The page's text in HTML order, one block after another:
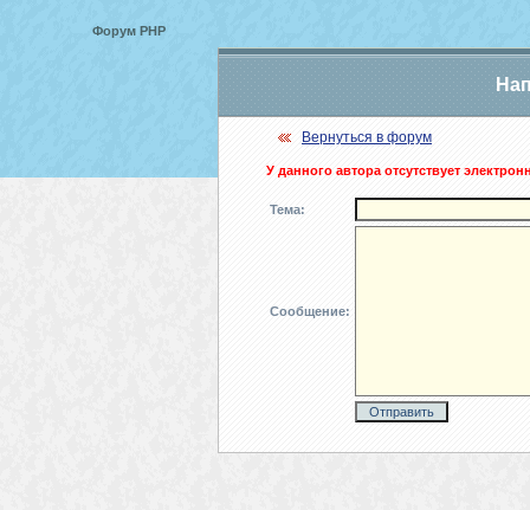
Форум PHP
Вернуться в форум
У данного автора отсутствует
Тема:
Сообщение: